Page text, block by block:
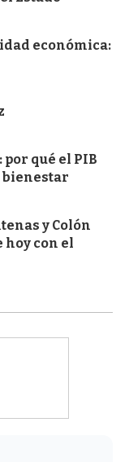
económica:
qué el PIB
bienestar
y Colón
hoy con el